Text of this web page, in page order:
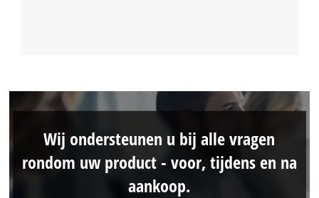
Wij ondersteunen u bij alle vragen
rondom uw product - voor, tijdens en na
aankoop.